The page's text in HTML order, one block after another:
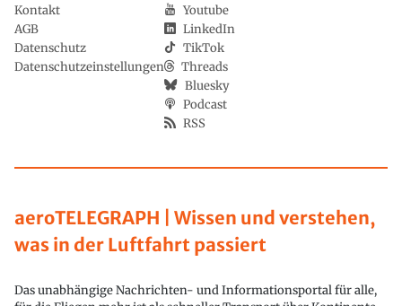
aeroTELEGRAPH | Wissen und verstehen,
was in der Luftfahrt passiert
Das unabhängige Nachrichten- und Informationsportal für alle,
Kontakt
AGB
Datenschutz
Datenschutzeinstellungen
Youtube
LinkedIn
TikTok
Threads
Bluesky
Podcast
RSS